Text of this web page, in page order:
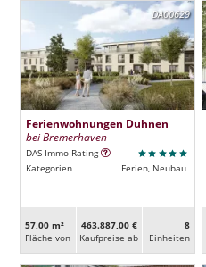
DA00629
Ferienwohnungen Duhnen
bei Bremerhaven
DAS Immo Rating
Kategorien
Ferien, Neubau
57,00 m²
Fläche von
463.887,00 €
Kaufpreise ab
8
Ein­heiten